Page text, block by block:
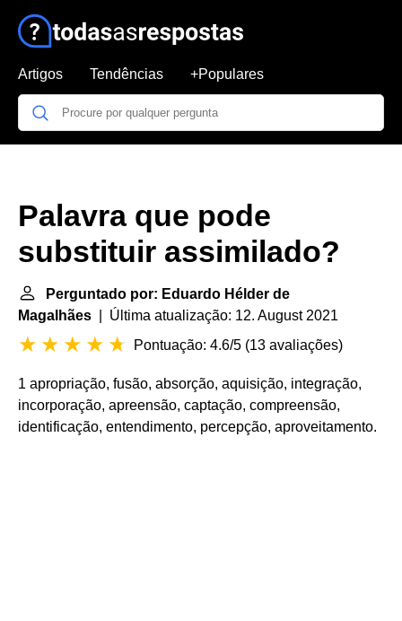
Artigos Tendências +Populares
Palavra que pode
substituir assimilado?
Perguntado por: Eduardo Hélder de
Magalhães | Última atualização: 12. August 2021
Pontuação: 4.6/5 (13 avaliações)
1 apropriação, fusão, absorção, aquisição, integração,
incorporação, apreensão, captação, compreensão,
identificação, entendimento, percepção, aproveitamento.